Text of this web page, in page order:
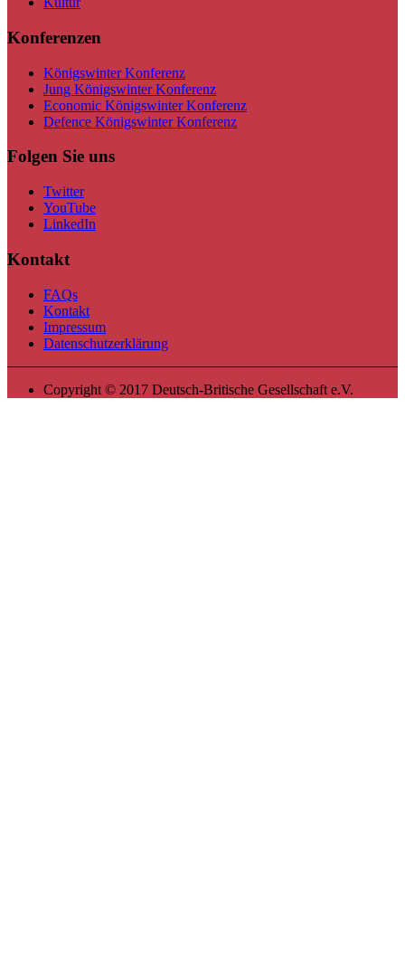
Konferenzen
Königswinter Konferenz
Jung Königswinter Konferenz
Economic Königswinter Konferenz
Defence Königswinter Konferenz
Folgen Sie uns
Twitter
YouTube
LinkedIn
Kontakt
FAQs
Kontakt
Impressum
Datenschutzerklärung
Copyright © 2017 Deutsch-Britische Gesellschaft e.V.